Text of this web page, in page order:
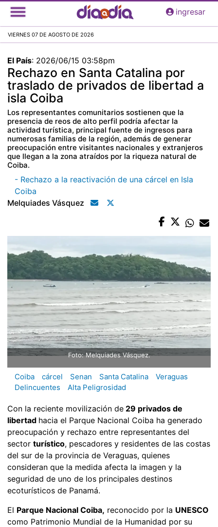
Pasar
al
principal
ingresar
VIERNES 07 DE AGOSTO DE 2026
El País: 2026/06/15 03:58pm
Rechazo en Santa Catalina por
traslado de privados de libertad a
isla Coiba
Los representantes comunitarios sostienen que la
presencia de reos de alto perfil podría afectar la
actividad turística, principal fuente de ingresos para
numerosas familias de la región, además de generar
preocupación entre visitantes nacionales y extranjeros
que llegan a la zona atraídos por la riqueza natural de
Coiba.
- Rechazo a la reactivación de una cárcel en Isla
Coiba
Melquiades Vásquez
Foto: Melquiades Vásquez.
Coiba cárcel Senan Santa Catalina
Veraguas
Delincuentes
Alta Peligrosidad
Con la reciente movilización de 29 privados de
libertad hacia el Parque Nacional Coiba ha generado
preocupación y rechazo entre representantes del
sector turístico, pescadores y residentes de las costas
del sur de la provincia de Veraguas, quienes
consideran que la medida afecta la imagen y la
seguridad de uno de los principales destinos
ecoturísticos de Panamá.
El Parque Nacional Coiba, reconocido por la UNESCO
como Patrimonio Mundial de la Humanidad por su